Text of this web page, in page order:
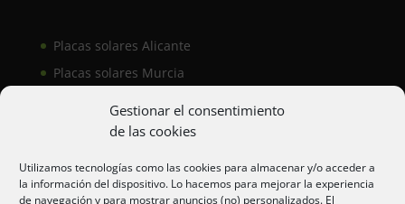
Gestionar el consentimiento
de las cookies
Utilizamos tecnologías como las cookies para almacenar y/o acceder a
la información del dispositivo. Lo hacemos para mejorar la experiencia
de navegación y para mostrar anuncios (no) personalizados. El
Placas solares Alicante
Placas solares Murcia
Aire acondicionado Alicante
Aire acondicionador Murcia